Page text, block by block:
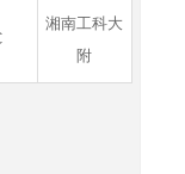
湘南工科大
附